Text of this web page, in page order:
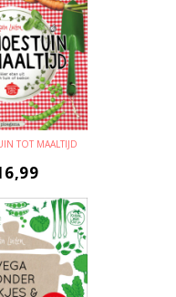
TOT MAALTIJD